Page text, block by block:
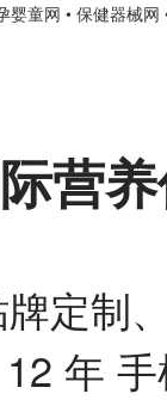
婴童网 • 保健器械网
营
定制
年